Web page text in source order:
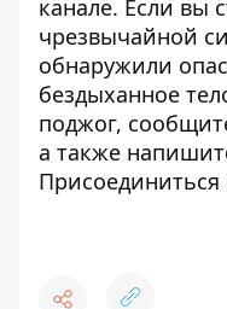
канале. Если вы
чрезвычайной
обнаружили
бездыханное
поджог,
а также